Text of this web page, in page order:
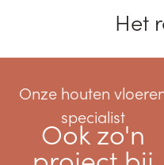
Het
Onze houten
specialist
Ook zo'n